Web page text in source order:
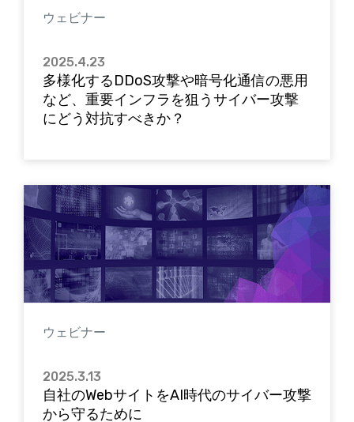
ウェビナー
2025.4.23
多様化するDDoS攻撃や暗号化通信の悪用
など、重要インフラを狙うサイバー攻撃
にどう対抗すべきか？
ウェビナー
2025.3.13
自社のWebサイトをAI時代のサイバー攻撃
から守るために